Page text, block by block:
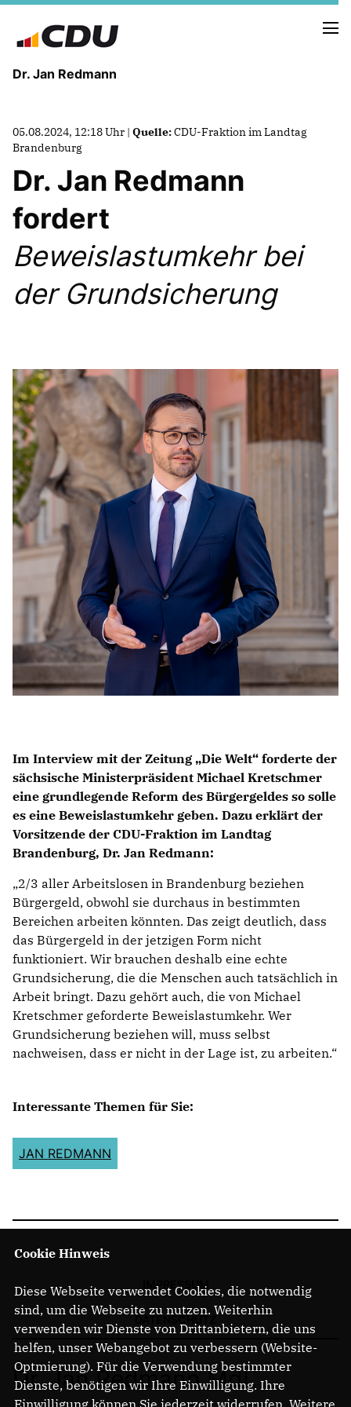
Dr. Jan Redmann
MEINE HEIMAT
TERMINE
05.08.2024, 12:18 Uhr | Quelle:CDU-Fraktion im Landtag
Brandenburg
Dr. Jan Redmann
fordert
Beweislastumkehr bei
der Grundsicherung
Im Interview mit der Zeitung „Die Welt“ forderte der
sächsische Ministerpräsident Michael Kretschmer
eine grundlegende Reform des Bürgergeldes so solle
es eine Beweislastumkehr geben. Dazu erklärt der
Vorsitzende der CDU-Fraktion im Landtag
Brandenburg, Dr. Jan Redmann:
2/3 aller Arbeitslosen in Brandenburg beziehen
Bürgergeld, obwohl sie durchaus in bestimmten
Bereichen arbeiten könnten. Das zeigt deutlich, dass
das Bürgergeld in der jetzigen Form nicht
funktioniert. Wir brauchen deshalb eine echte
Grundsicherung, die die Menschen auch tatsächlich in
Arbeit bringt. Dazu gehört auch, die von Michael
Kretschmer geforderte Beweislastumkehr. Wer
Grundsicherung beziehen will, muss selbst
nachweisen, dass er nicht in der Lage ist, zu arbeiten.“
Interessante Themen für Sie:
JAN REDMANN
IMPRESSUM
Dr. Jan Redmann MdL
Cookie Hinweis
Diese Webseite verwendet Cookies, die notwendig
sind, um die Webseite zu nutzen. Weiterhin
verwenden wir Dienste von Drittanbietern, die uns
helfen, unser Webangebot zu verbessern (Website-
Optmierung). Für die Verwendung bestimmter
Dienste, benötigen wir Ihre Einwilligung. Ihre
Einwilligung können Sie jederzeit widerrufen. Weitere